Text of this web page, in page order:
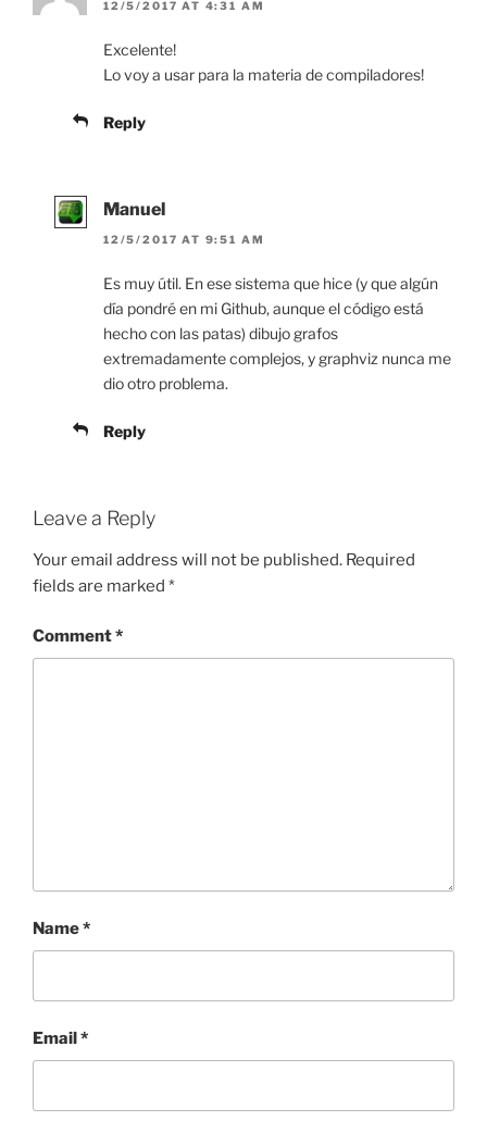
12/5/2017 AT 4:31 AM
Excelente!
Lo voy a usar para la materia de compiladores!
Reply
Manuel
12/5/2017 AT 9:51 AM
Es muy útil. En ese sistema que hice (y que algún
día pondré en mi Github, aunque el código está
hecho con las patas) dibujo grafos
extremadamente complejos, y graphviz nunca me
dio otro problema.
Reply
Leave a Reply
Your email address will not be published. Required
fields are marked *
Comment*
Name*
Email*